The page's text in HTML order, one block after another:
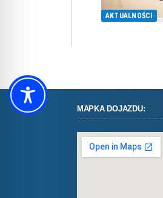
AKTUALNOŚCI
MAPKA DOJAZDU: